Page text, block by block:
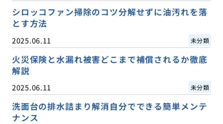
シロッコファン掃除のコツ分解せずに油汚れを落
とす方法
2025.06.11 未分類
火災保険と水漏れ被害どこまで補償されるか徹底
解説
2025.06.11 未分類
洗面台の排水詰まり解消自分でできる簡単メンテ
ナンス